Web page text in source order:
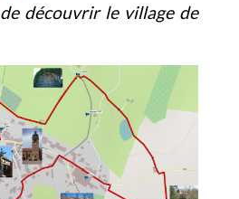
découvrir le village de